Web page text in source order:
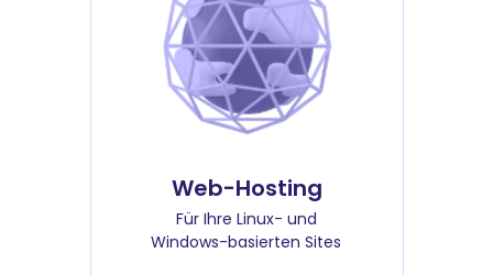
Web-Hosting
Für Ihre Linux- und
Windows-basierten Sites